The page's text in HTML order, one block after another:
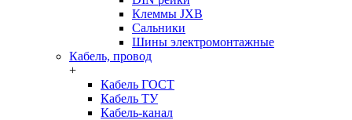
Клеммы JXB
Сальники
Шины электромонтажные
Кабель, провод
+
Кабель ГОСТ
Кабель ТУ
Кабель-канал